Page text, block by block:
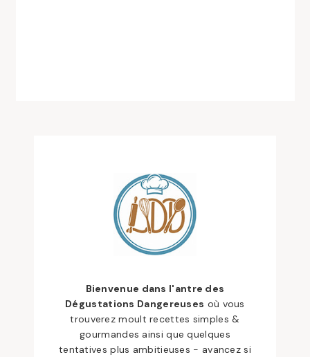
Bienvenue dans l'antre des
Dégustations Dangereuses où vous
trouverez moult recettes simples &
gourmandes ainsi que quelques
tentatives plus ambitieuses - avancez si